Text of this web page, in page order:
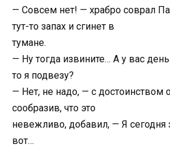
— Совсем нет! — храбро соврал
тут-то запах и сгинет в
тумане.
— Hу тогда извините… А у вас
то я подвезу?
— Hет, не надо, — с достоинством
сообразив, что это
невежливо, добавил, — Я сегодня
вот…